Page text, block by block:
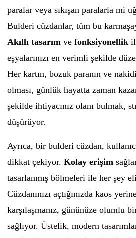
paralar veya sıkışan paralarla mi
Bulderi cüzdanlar, tüm bu
Akıllı tasarım ve fonksiyonellik
eşyalarınızı en verimli şekilde
Her kartın, bozuk paranın ve
olması, günlük hayatta zaman
şekilde ihtiyacınız olanı bulmak,
düşürüyor.
Ayrıca, bir bulderi cüzdan,
dikkat çekiyor. Kolay erişim
tasarlanmış bölmeleri ile her şey
Cüzdanınızı açtığınızda kaos
karşılaşmanız, gününüze olumlu
sağlıyor. Üstelik, modern